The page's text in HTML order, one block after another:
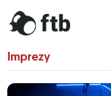
Imprezy